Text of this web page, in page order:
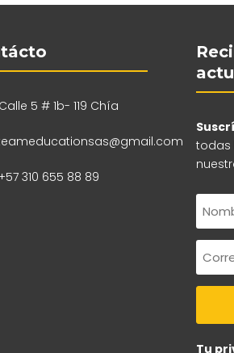
Calle 5 # 1b- 119 Chía
+57 310 655 88 89
todas
Tu